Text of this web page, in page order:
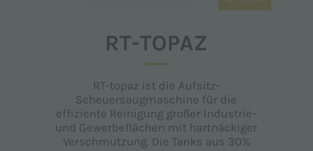
RT-TOPAZ
RT-topaz ist die Aufsitz-
Scheuersaugmaschine für die
effiziente Reinigung großer Industrie-
und Gewerbeflächen mit hartnäckiger
Verschmutzung. Die Tanks aus 30%